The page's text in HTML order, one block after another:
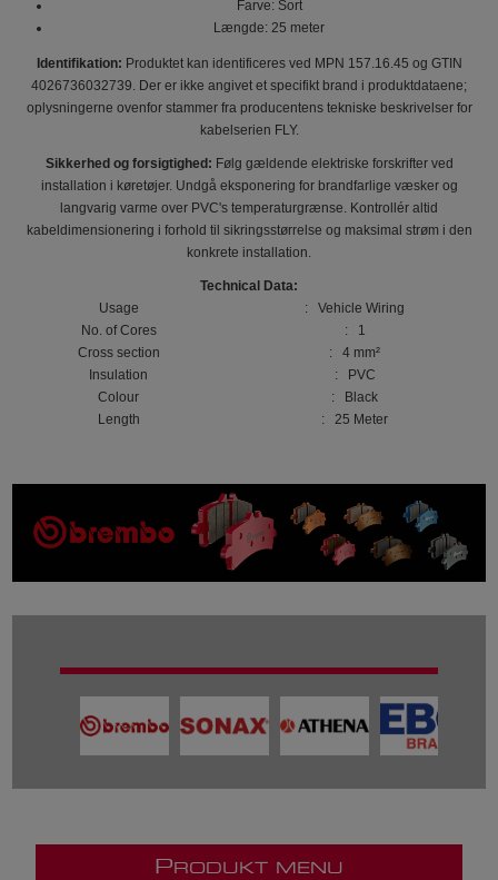
Farve: Sort
Længde: 25 meter
Identifikation: Produktet kan identificeres ved MPN 157.16.45 og GTIN
4026736032739. Der er ikke angivet et specifikt brand i produktdataene;
oplysningerne ovenfor stammer fra producentens tekniske beskrivelser for
kabelserien FLY.
Sikkerhed og forsigtighed: Følg gældende elektriske forskrifter ved
installation i køretøjer. Undgå eksponering for brandfarlige væsker og
langvarig varme over PVC's temperaturgrænse. Kontrollér altid
kabeldimensionering i forhold til sikringsstørrelse og maksimal strøm i den
konkrete installation.
Technical Data:
Usage
: Vehicle Wiring
No. of Cores
: 1
Cross section
: 4 mm²
Insulation
: PVC
Colour
: Black
Length
: 25 Meter
P RODUKT MENU